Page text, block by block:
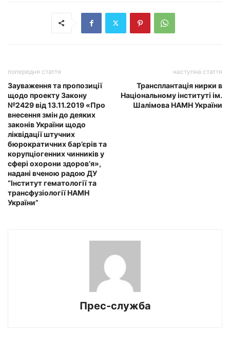
попередня стаття
Зауваження та пропозиції
щодо проекту Закону
№2429 від 13.11.2019 «Про
внесення змін до деяких
законів України щодо
ліквідації штучних
бюрократичних бар’єрів та
корупціогенних чинників у
сфері охорони здоров’я»,
надані вченою радою ДУ
“Інститут гематології та
трансфузіології НАМН
України”
наступна стаття
Трансплантація нирки в
Національному інституті ім.
Шалімова НАМН України
Прес-служба